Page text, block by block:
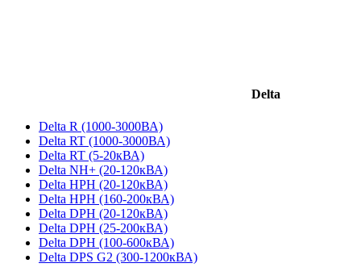
Delta
Delta R (1000-3000ВА)
Delta RT (1000-3000ВА)
Delta RT (5-20кВА)
Delta NH+ (20-120кВА)
Delta HPH (20-120кВА)
Delta HPH (160-200кВА)
Delta DPH (20-120кВА)
Delta DPH (25-200кВА)
Delta DPH (100-600кВА)
Delta DPS G2 (300-1200кВА)